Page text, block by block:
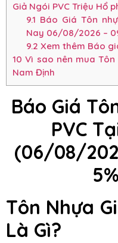
Giả Ngói PVC Triệu Hổ
9.1 Báo Giá Tôn
Nay 06/08/2026 –
9.2 Xem thêm Báo
10 Vì sao nên mua Tôn
Nam Định
Báo Giá
PVC
(06/08/
Tôn Nhựa
Là Gì?